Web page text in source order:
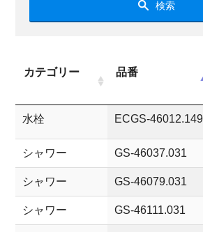
検索
カテゴリー 品番
水栓 ECGS-46012.149
シャワー GS-46037.031
シャワー GS-46079.031
シャワー GS-46111.031